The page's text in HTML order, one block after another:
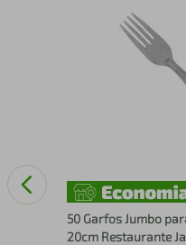
50 Garfos Jumbo
20cm Restaurante